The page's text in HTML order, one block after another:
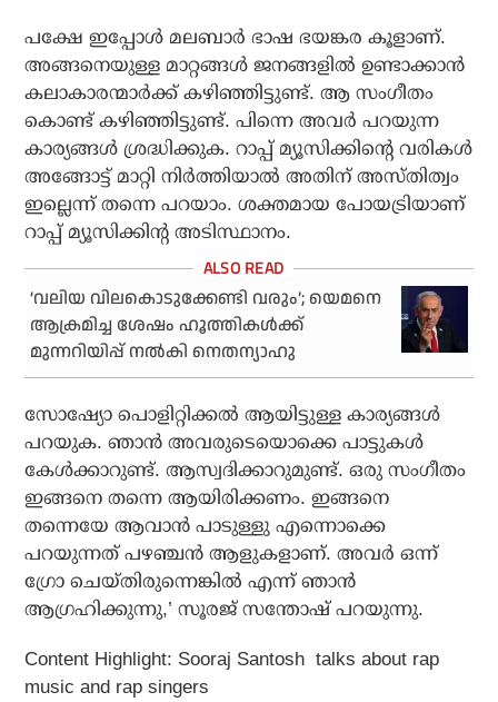
പക്ഷേ ഇപ്പോള്‍ മലബാര്‍ ഭാഷ ഭയങ്കര കൂളാണ്.
അങ്ങനെയുള്ള മാറ്റങ്ങള്‍ ജനങ്ങളില്‍ ഉണ്ടാക്കാന്‍
കലാകാരന്മാര്‍ക്ക് കഴിഞ്ഞിട്ടുണ്ട്. ആ സംഗീതം
കൊണ്ട് കഴിഞ്ഞിട്ടുണ്ട്. പിന്നെ അവര്‍ പറയുന്ന
കാര്യങ്ങള്‍ ശ്രദ്ധിക്കുക. റാപ്പ് മ്യൂസിക്കിന്റെ വരികള്‍
അങ്ങോട്ട് മാറ്റി നിര്‍ത്തിയാല്‍ അതിന് അസ്തിത്വം
ഇല്ലെന്ന് തന്നെ പറയാം. ശക്തമായ പോയട്രിയാണ്
റാപ്പ് മ്യൂസിക്കിന്റ അടിസ്ഥാനം.
‘വലിയ വിലകൊടുക്കേണ്ടി വരും’; യെമനെ
ആക്രമിച്ച ശേഷം ഹൂത്തികൾക്ക്
മുന്നറിയിപ്പ് നൽകി നെതന്യാഹു
സോഷ്യോ പൊളിറ്റിക്കല്‍ ആയിട്ടുള്ള കാര്യങ്ങള്‍
പറയുക. ഞാന്‍ അവരുടെയൊക്കെ പാട്ടുകള്‍
കേള്‍ക്കാറുണ്ട്. ആസ്വദിക്കാറുമുണ്ട്. ഒരു സംഗീതം
ഇങ്ങനെ തന്നെ ആയിരിക്കണം. ഇങ്ങനെ
തന്നെയേ ആവാന്‍ പാടുള്ളു എന്നൊക്കെ
പറയുന്നത് പഴഞ്ചന്‍ ആളുകളാണ്. അവര്‍ ഒന്ന്
ഗ്രോ ചെയ്തിരുന്നെങ്കില്‍ എന്ന് ഞാന്‍
ആഗ്രഹിക്കുന്നു,’ സൂരജ് സന്തോഷ് പറയുന്നു.
Content Highlight: Sooraj Santosh talks about rap
music and rap singers